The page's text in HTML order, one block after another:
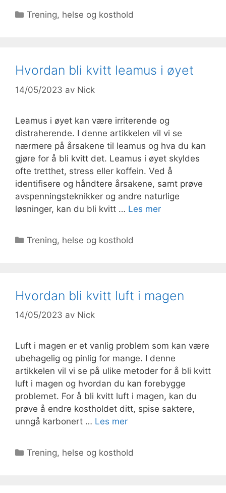
Kategorier
Trening, helse og kosthold
Hvordan bli kvitt leamus i øyet
14/05/2023 av Nick
Leamus i øyet kan være irriterende og
distraherende. I denne artikkelen vil vi se
nærmere på årsakene til leamus og hva du kan
gjøre for å bli kvitt det. Leamus i øyet skyldes
ofte tretthet, stress eller koffein. Ved å
identifisere og håndtere årsakene, samt prøve
avspenningsteknikker og andre naturlige
løsninger, kan du bli kvitt … Les mer
Kategorier
Trening, helse og kosthold
Hvordan bli kvitt luft i magen
14/05/2023 av Nick
Luft i magen er et vanlig problem som kan være
ubehagelig og pinlig for mange. I denne
artikkelen vil vi se på ulike metoder for å bli kvitt
luft i magen og hvordan du kan forebygge
problemet. For å bli kvitt luft i magen, kan du
prøve å endre kostholdet ditt, spise saktere,
unngå karbonert … Les mer
Kategorier
Trening, helse og kosthold